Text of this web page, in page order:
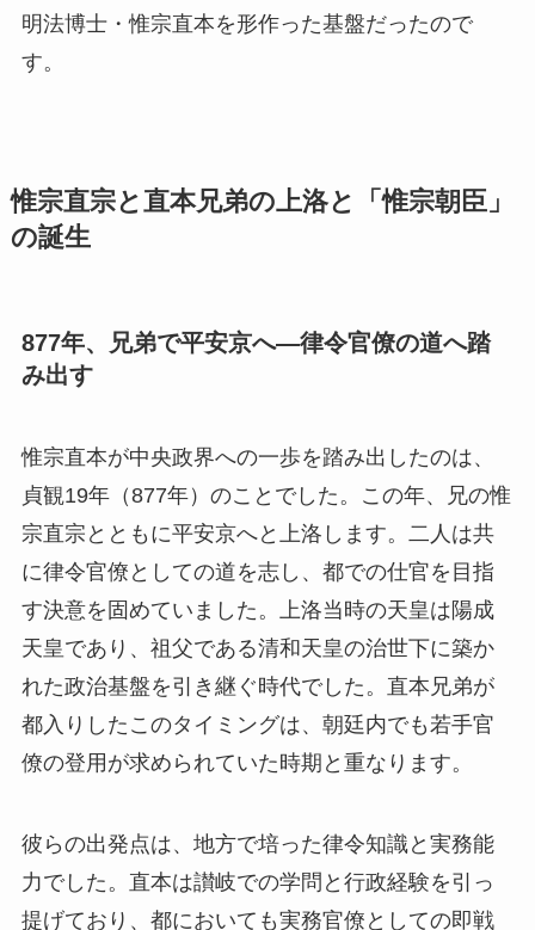
明法博士・惟宗直本を形作った基盤だったので
す。
惟宗直宗と直本兄弟の上洛と「惟宗朝臣」
の誕生
877年、兄弟で平安京へ—律令官僚の道へ踏
み出す
惟宗直本が中央政界への一歩を踏み出したのは、
貞観19年（877年）のことでした。この年、兄の惟
宗直宗とともに平安京へと上洛します。二人は共
に律令官僚としての道を志し、都での仕官を目指
す決意を固めていました。上洛当時の天皇は陽成
天皇であり、祖父である清和天皇の治世下に築か
れた政治基盤を引き継ぐ時代でした。直本兄弟が
都入りしたこのタイミングは、朝廷内でも若手官
僚の登用が求められていた時期と重なります。
彼らの出発点は、地方で培った律令知識と実務能
力でした。直本は讃岐での学問と行政経験を引っ
提げており、都においても実務官僚としての即戦